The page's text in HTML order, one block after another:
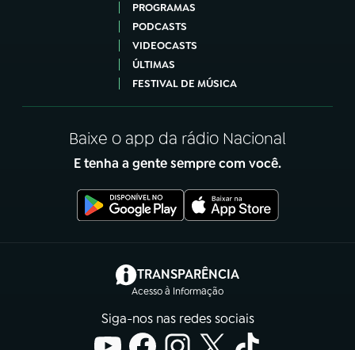
PROGRAMAS
PODCASTS
VIDEOCASTS
ÚLTIMAS
FESTIVAL DE MÚSICA
Baixe o app da rádio Nacional
E tenha a gente sempre com você.
TRANSPARÊNCIA
Acesso à Informação
(abre em nova aba)
Siga-nos nas redes sociais